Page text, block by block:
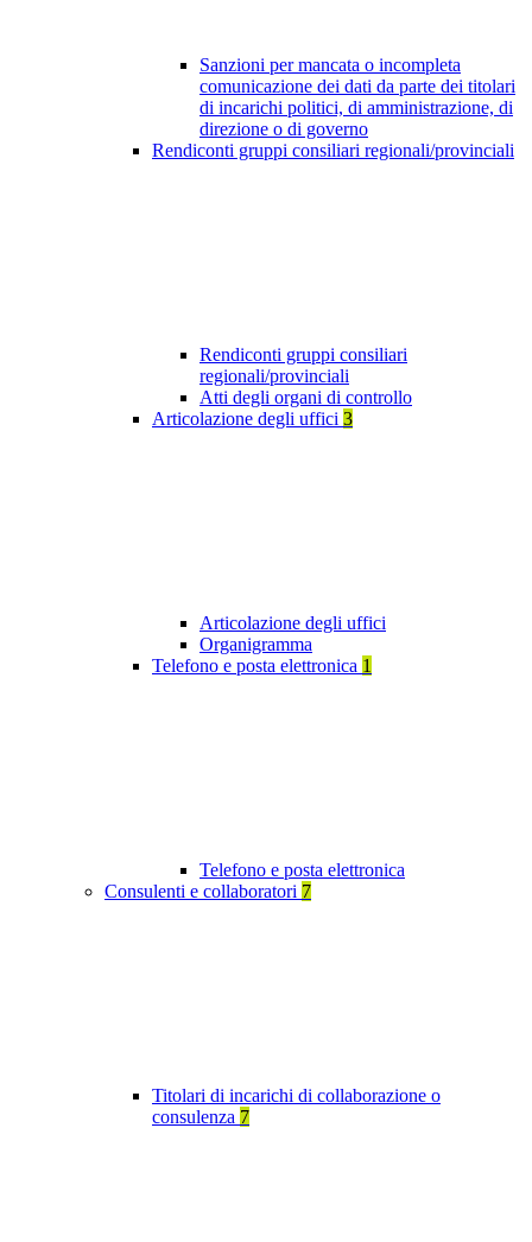
Sanzioni per mancata o incompleta
comunicazione dei dati da parte dei titolari
di incarichi politici, di amministrazione, di
direzione o di governo
Rendiconti gruppi consiliari regionali/provinciali
Rendiconti gruppi consiliari
regionali/provinciali
Atti degli organi di controllo
Articolazione degli uffici 3
Articolazione degli uffici
Organigramma
Telefono e posta elettronica 1
Telefono e posta elettronica
Consulenti e collaboratori 7
Titolari di incarichi di collaborazione o
consulenza 7